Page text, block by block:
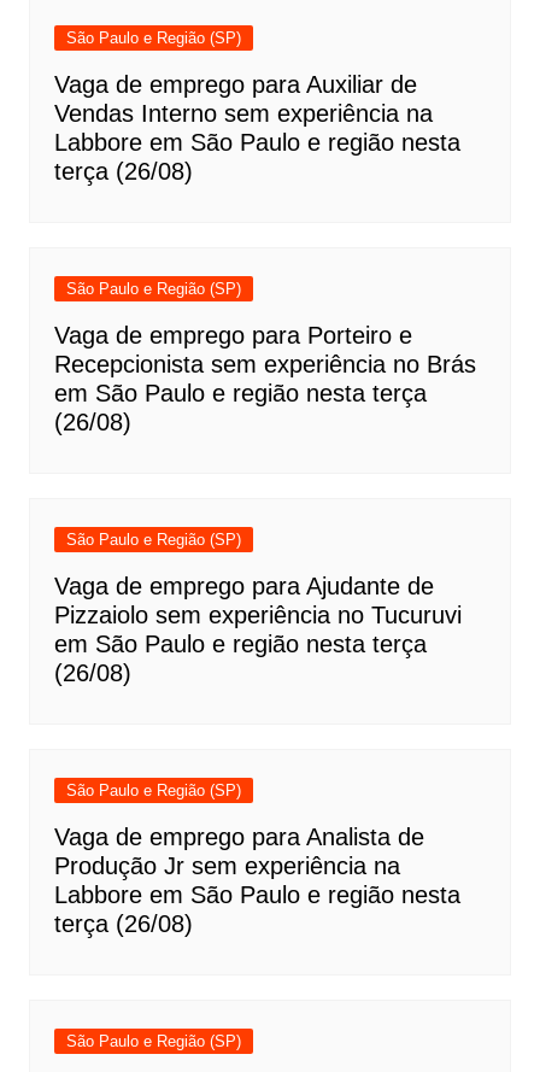
São Paulo e Região (SP)
Vaga de emprego para Auxiliar de
Vendas Interno sem experiência na
Labbore em São Paulo e região nesta
terça (26/08)
São Paulo e Região (SP)
Vaga de emprego para Porteiro e
Recepcionista sem experiência no Brás
em São Paulo e região nesta terça
(26/08)
São Paulo e Região (SP)
Vaga de emprego para Ajudante de
Pizzaiolo sem experiência no Tucuruvi
em São Paulo e região nesta terça
(26/08)
São Paulo e Região (SP)
Vaga de emprego para Analista de
Produção Jr sem experiência na
Labbore em São Paulo e região nesta
terça (26/08)
São Paulo e Região (SP)